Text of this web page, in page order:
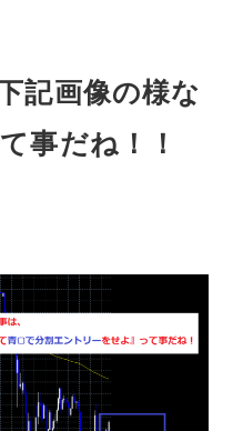
記画像の様な
事だね！！